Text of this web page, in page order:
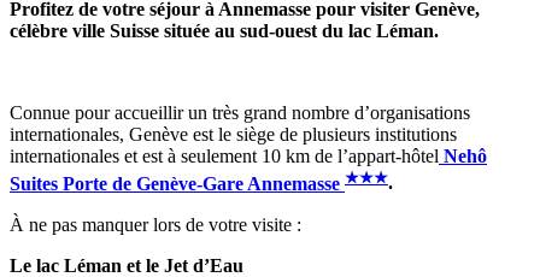
Profitez de votre séjour à Annemasse pour visiter Genève,
célèbre ville Suisse située au sud-ouest du lac Léman.
Connue pour accueillir un très grand nombre d’organisations
internationales, Genève est le siège de plusieurs institutions
internationales et est à seulement 10 km de l’appart-hôtel Nehô
Suites Porte de Genève-Gare Annemasse ★★★.
À ne pas manquer lors de votre visite :
Le lac Léman et le Jet d’Eau